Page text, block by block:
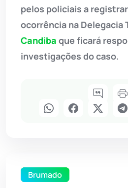
pelos policiais a
ocorrência na Delegacia
Candiba que ficará
investigações do caso.
Brumado